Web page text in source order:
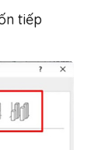
tiếp